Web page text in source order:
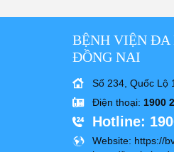
BỆNH VIỆN ĐA
ĐỒNG NAI
Số 234, Quốc Lộ
Điện thoại: 1900
Hotline:
Website: https://